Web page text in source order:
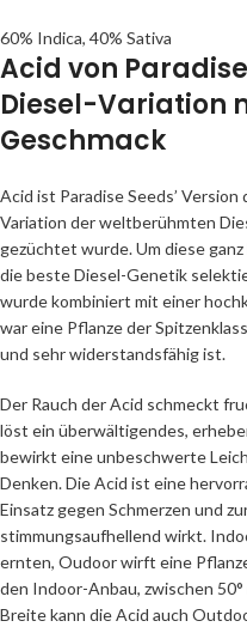
60% Indica, 40% Sativa
Acid von
Diesel-Variation
Geschmack
Acid ist Paradise Seeds’
Variation der weltberühmten
gezüchtet wurde. Um diese
die beste Diesel-Genetik
wurde kombiniert mit einer
war eine Pflanze der
und sehr widerstandsfähig ist.
Der Rauch der Acid schmeckt
löst ein überwältigendes,
bewirkt eine unbeschwerte
Denken. Die Acid ist eine
Einsatz gegen Schmerzen und
stimmungsaufhellend wirkt.
ernten, Oudoor wirft eine
den Indoor-Anbau, zwischen
Breite kann die Acid auch